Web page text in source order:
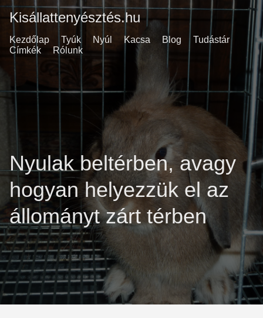
Kisállattenyésztés.hu
Kezdőlap Tyúk Nyúl Kacsa Blog
Tudástár
Címkék
Rólunk
Nyulak beltérben, avagy
hogyan helyezzük el az
állományt zárt térben